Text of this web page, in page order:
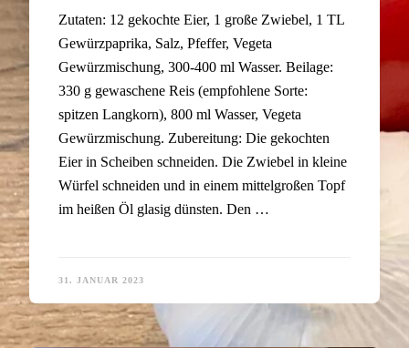
Zutaten: 12 gekochte Eier, 1 große Zwiebel, 1 TL
Gewürzpaprika, Salz, Pfeffer, Vegeta
Gewürzmischung, 300-400 ml Wasser. Beilage:
330 g gewaschene Reis (empfohlene Sorte:
spitzen Langkorn), 800 ml Wasser, Vegeta
Gewürzmischung. Zubereitung: Die gekochten
Eier in Scheiben schneiden. Die Zwiebel in kleine
Würfel schneiden und in einem mittelgroßen Topf
im heißen Öl glasig dünsten. Den …
31. JANUAR 2023